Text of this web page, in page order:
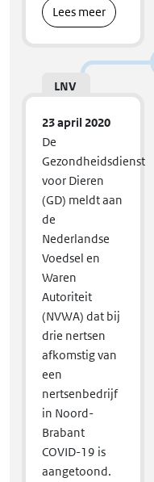
Lees meer
LNV
23 april 2020
De
Gezondheidsdienst
voor Dieren
(GD) meldt aan
de
Nederlandse
Voedsel en
Waren
Autoriteit
(NVWA) dat bij
drie nertsen
afkomstig van
een
nertsenbedrijf
in Noord-
Brabant
COVID-19 is
aangetoond.